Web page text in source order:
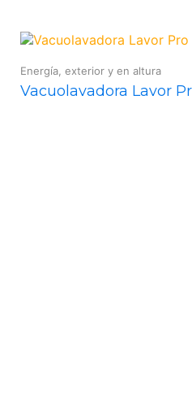
Energía, exterior y en altura
Vacuolavadora Lavor